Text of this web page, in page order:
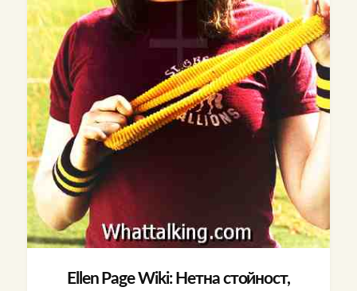
Ellen Page Wiki: Нетна стойност,